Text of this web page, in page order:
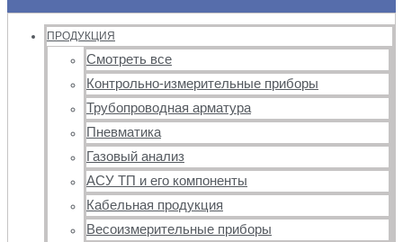
ПРОДУКЦИЯ
Смотреть все
Контрольно-измерительные приборы
Трубопроводная арматура
Пневматика
Газовый анализ
АСУ ТП и его компоненты
Кабельная продукция
Весоизмерительные приборы